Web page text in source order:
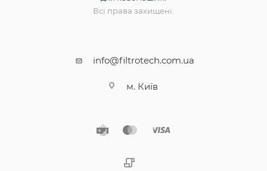
Всі права захищені.
info@filtrotech.com.ua
м. Київ